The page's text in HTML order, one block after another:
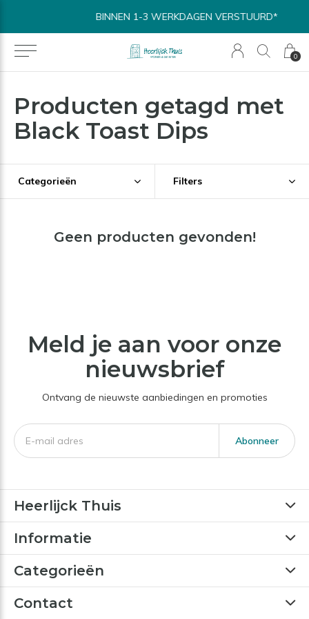
0
BINNEN 1-3 WERKDAGEN VERSTUURD*
Producten getagd met
Black Toast Dips
Categorieën Filters
Geen producten gevonden!
Meld je aan voor onze
nieuwsbrief
Ontvang de nieuwste aanbiedingen en promoties
Abonneer
Heerlijck Thuis
Informatie
Categorieën
Contact